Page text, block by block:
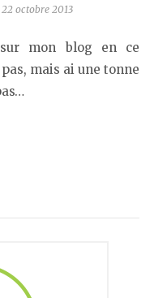
22 octobre 2013
mon blog en ce
mais ai une tonne